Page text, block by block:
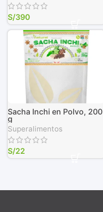
S/390
Sacha Inchi en Polvo, 200
g
Superalimentos
S/22